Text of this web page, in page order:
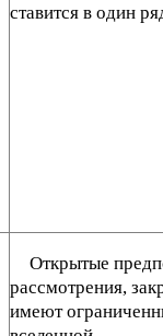
ставится в один
Открытые
рассмотрения,
имеют